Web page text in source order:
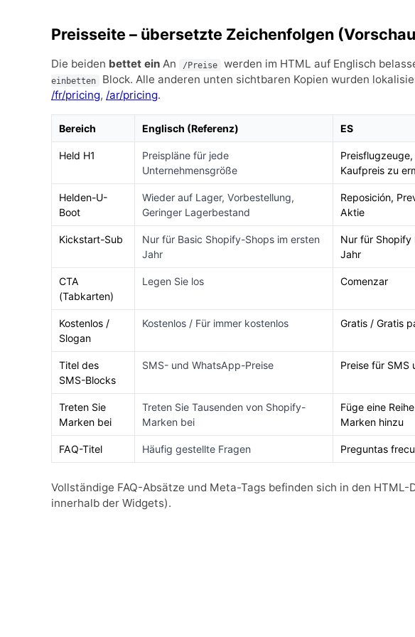
Preisseite – übersetzte Zeichenfolgen
Die beiden bettet ein An /Preise werden im HTML auf Englisch
einbetten
Block. Alle anderen unten sichtbaren Kopien wurden
/fr/pricing, /ar/pricing.
Bereich Englisch (Referenz) ES
Held H1
Preispläne für jede
Unternehmensgröße
Kaufpreis zu
Helden-U-
Boot
Wieder auf Lager, Vorbestellung,
Geringer Lagerbestand
Reposición,
Aktie
Kickstart-Sub
Nur für Basic Shopify-Shops im ersten
Jahr
Nur für Shopify
Jahr
CTA
(Tabkarten)
Legen Sie los Comenzar
Kostenlos /
Slogan
Kostenlos / Für immer kostenlos Gratis / Gratis
Titel des
SMS-Blocks
SMS- und WhatsApp-Preise Preise für SMS
Treten Sie
Marken bei
Treten Sie Tausenden von Shopify-
Marken bei
Füge eine
Marken hinzu
FAQ-Titel Häufig gestellte Fragen Preguntas
Vollständige FAQ-Absätze und Meta-Tags befinden sich in den
innerhalb der Widgets).